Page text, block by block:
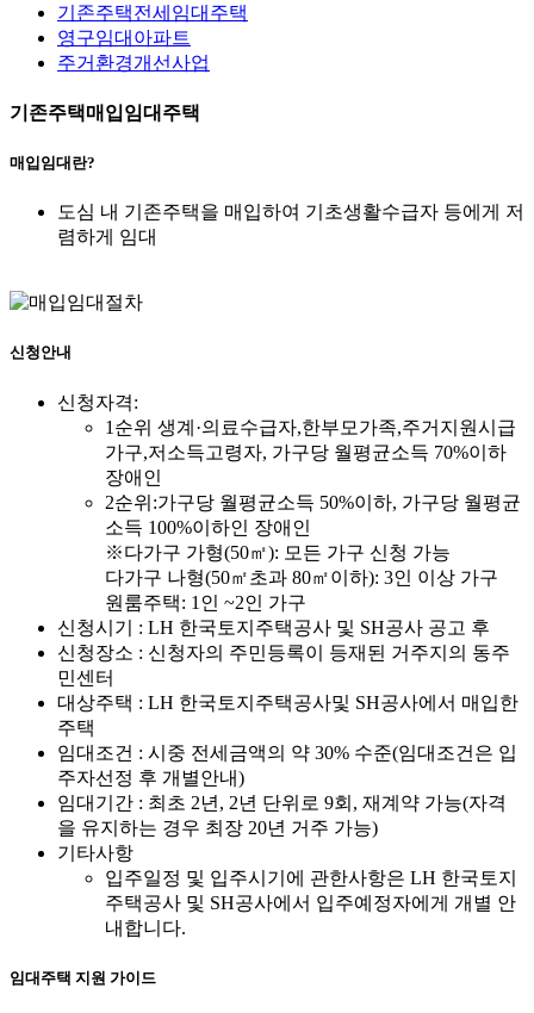
기존주택전세임대주택
영구임대아파트
주거환경개선사업
기존주택매입임대주택
매입임대란?
도심 내 기존주택을 매입하여 기초생활수급자 등에게 저
렴하게 임대
신청안내
신청자격:
1순위 생계·의료수급자,한부모가족,주거지원시급
가구,저소득고령자, 가구당 월평균소득 70%이하
장애인
2순위:가구당 월평균소득 50%이하, 가구당 월평균
소득 100%이하인 장애인
※다가구 가형(50㎡): 모든 가구 신청 가능
다가구 나형(50㎡초과 80㎡이하): 3인 이상 가구
원룸주택: 1인 ~2인 가구
신청시기 : LH 한국토지주택공사 및 SH공사 공고 후
신청장소 : 신청자의 주민등록이 등재된 거주지의 동주
민센터
대상주택 : LH 한국토지주택공사및 SH공사에서 매입한
주택
임대조건 : 시중 전세금액의 약 30% 수준(임대조건은 입
주자선정 후 개별안내)
임대기간 : 최초 2년, 2년 단위로 9회, 재계약 가능(자격
을 유지하는 경우 최장 20년 거주 가능)
기타사항
입주일정 및 입주시기에 관한사항은 LH 한국토지
주택공사 및 SH공사에서 입주예정자에게 개별 안
내합니다.
임대주택 지원 가이드